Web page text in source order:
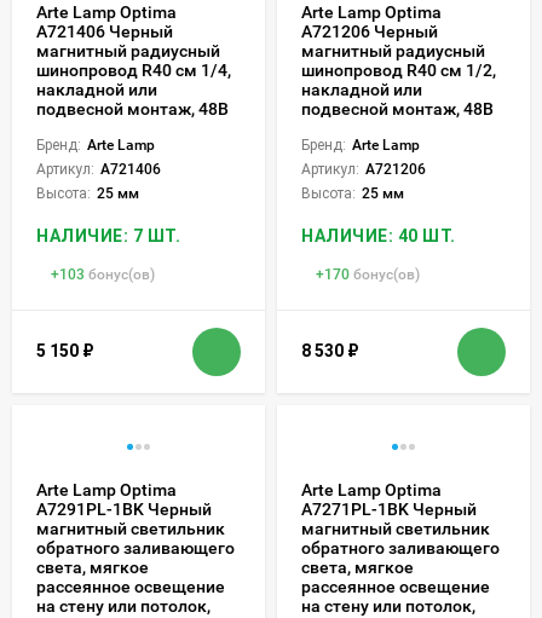
Arte Lamp Optima
A721406 Черный
магнитный радиусный
шинопровод R40 см 1/4,
накладной или
подвесной монтаж, 48В
Бренд: Arte Lamp
Артикул: A721406
Высота: 25 мм
НАЛИЧИЕ: 7 ШТ.
+103 бонус(ов)
5 150 ₽
Arte Lamp Optima
A721206 Черный
магнитный радиусный
шинопровод R40 см 1/2,
накладной или
подвесной монтаж, 48В
Бренд: Arte Lamp
Артикул: A721206
Высота: 25 мм
НАЛИЧИЕ: 40 ШТ.
+170 бонус(ов)
8 530 ₽
Arte Lamp Optima
A7291PL-1BK Черный
магнитный светильник
обратного заливающего
света, мягкое
рассеянное освещение
на стену или потолок,
Arte Lamp Optima
A7271PL-1BK Черный
магнитный светильник
обратного заливающего
света, мягкое
рассеянное освещение
на стену или потолок,